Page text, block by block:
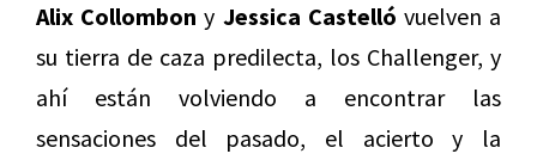
Alix Collombon y Jessica Castelló vuelven a
su tierra de caza predilecta, los Challenger, y
ahí están volviendo a encontrar las
sensaciones del pasado, el acierto y la